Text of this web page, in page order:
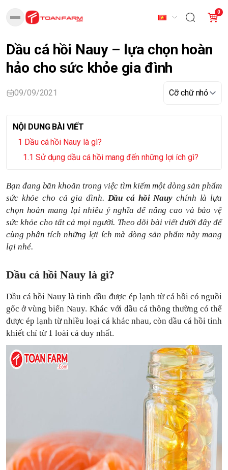
0
Dầu cá hồi Nauy – lựa chọn hoàn
hảo cho sức khỏe gia đình
09/09/2021
NỘI DUNG BÀI VIẾT
Dầu cá hồi Nauy là gì?
Sử dụng dầu cá hồi mang đến những lợi ích gì?
Bạn đang băn khoăn trong việc tìm kiếm một dòng sản phẩm
sức khỏe cho cả gia đình. Dầu cá hồi Nauychính là lựa
chọn hoàn mang lại nhiều ý nghĩa để nâng cao và bảo vệ
sức khỏe cho tất cả mọi người. Theo dõibài viết dưới đây để
cùng phân tích những lợi ích mà dòng sản phẩm này mang
lại nhé.
Dầu cá hồi Nauy là gì?
Dầu cá hồi Nauy là tinh dầu được ép lạnh từ cá hồi có nguồi
gốc ở vùng biển Nauy. Khác với dầu cá thông thường có thể
được ép lạnh từ nhiều loại cá khác nhau, còn dầu cá hồi tinh
khiết chỉ từ 1 loài cá duy nhất.